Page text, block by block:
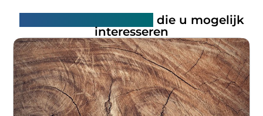
die u mogelijk
interesseren